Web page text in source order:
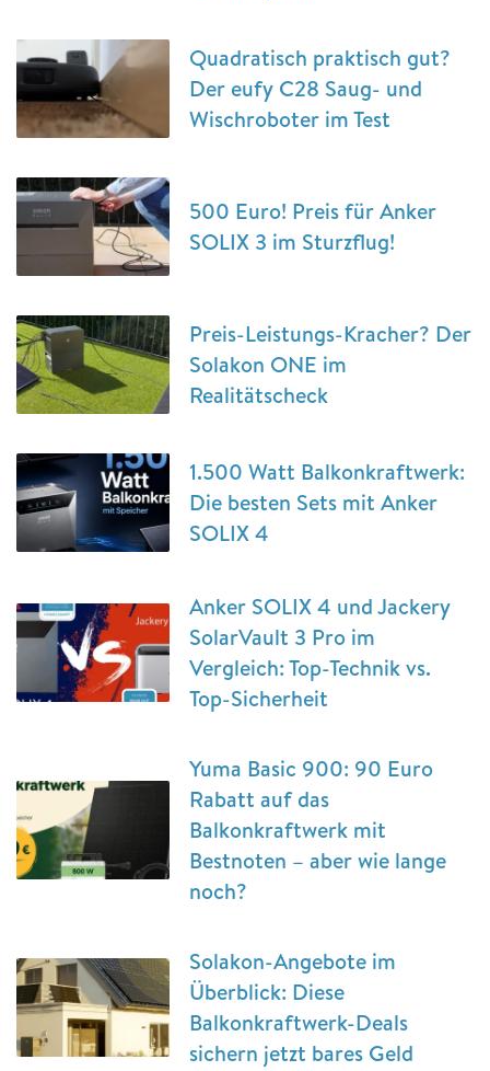
Quadratisch praktisch gut?
Der eufy C28 Saug- und
Wischroboter im Test
500 Euro! Preis für Anker
SOLIX 3 im Sturzflug!
Preis-Leistungs-Kracher? Der
Solakon ONE im
Realitätscheck
1.500 Watt Balkonkraftwerk:
Die besten Sets mit Anker
SOLIX 4
Anker SOLIX 4 und Jackery
SolarVault 3 Pro im
Vergleich: Top-Technik vs.
Top-Sicherheit
Yuma Basic 900: 90 Euro
Rabatt auf das
Balkonkraftwerk mit
Bestnoten – aber wie lange
noch?
Solakon-Angebote im
Überblick: Diese
Balkonkraftwerk-Deals
sichern jetzt bares Geld